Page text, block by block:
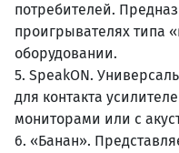
потребителей.
проигрывателях типа
оборудовании.
5. SpeakON.
для контакта
мониторами или с
6. «Банан».